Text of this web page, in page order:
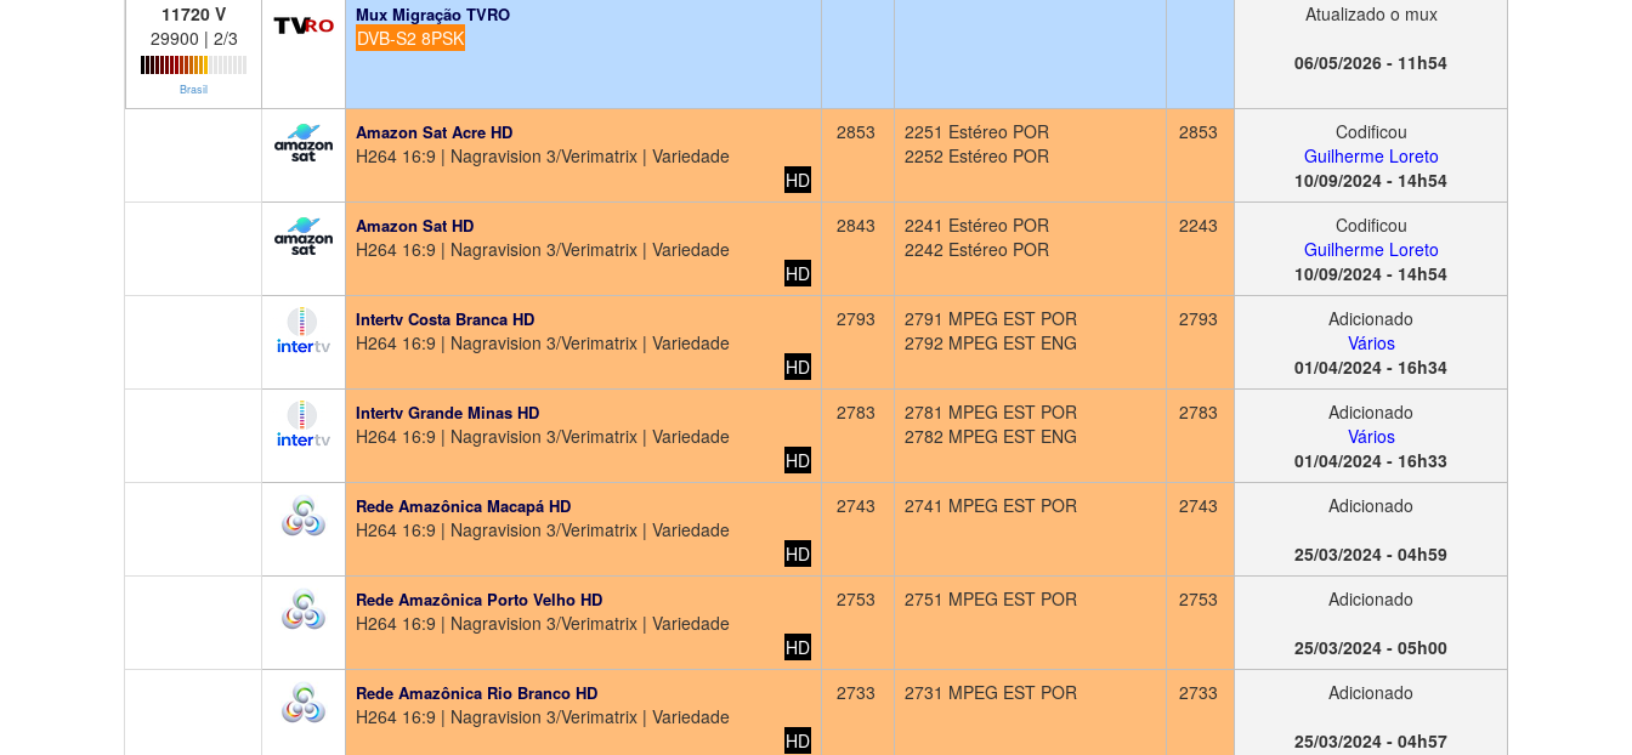
11720 V
29900 | 2/3
Brasil
Mux Migração TVRO
DVB-S2 8PSK
Atualizado o mux
06/05/2026 - 11h54
Amazon Sat Acre HD
H264 16:9 | Nagravision 3/Verimatrix | Variedade
HD
2853
2251 Estéreo POR
2252 Estéreo POR
2853
Codificou
Guilherme Loreto
10/09/2024 - 14h54
Amazon Sat HD
H264 16:9 | Nagravision 3/Verimatrix | Variedade
HD
2843
2241 Estéreo POR
2242 Estéreo POR
2243
Codificou
Guilherme Loreto
10/09/2024 - 14h54
Intertv Costa Branca HD
H264 16:9 | Nagravision 3/Verimatrix | Variedade
HD
2793
2791 MPEG EST POR
2792 MPEG EST ENG
2793
Adicionado
Vários
01/04/2024 - 16h34
Intertv Grande Minas HD
H264 16:9 | Nagravision 3/Verimatrix | Variedade
HD
2783
2781 MPEG EST POR
2782 MPEG EST ENG
2783
Adicionado
Vários
01/04/2024 - 16h33
Rede Amazônica Macapá HD
H264 16:9 | Nagravision 3/Verimatrix | Variedade
HD
2743 2741 MPEG EST POR 2743
Adicionado
25/03/2024 - 04h59
Rede Amazônica Porto Velho HD
H264 16:9 | Nagravision 3/Verimatrix | Variedade
HD
2753 2751 MPEG EST POR 2753
Adicionado
25/03/2024 - 05h00
Rede Amazônica Rio Branco HD
H264 16:9 | Nagravision 3/Verimatrix | Variedade
HD
2733 2731 MPEG EST POR 2733
Adicionado
25/03/2024 - 04h57